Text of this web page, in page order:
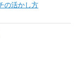
の活かし方